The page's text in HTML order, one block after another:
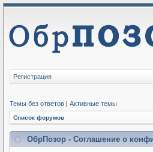
Регистрация
Темы без ответов | Активные темы
Список форумов
ОбрПозор - Соглашение о